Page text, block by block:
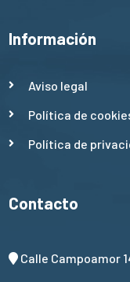
Información
Aviso legal
Política de
Política de
Contacto
Calle Campoamor